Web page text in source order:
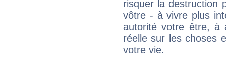
risquer la destruction
vôtre - à vivre plus
autorité votre être, à
réelle sur les choses
votre vie.